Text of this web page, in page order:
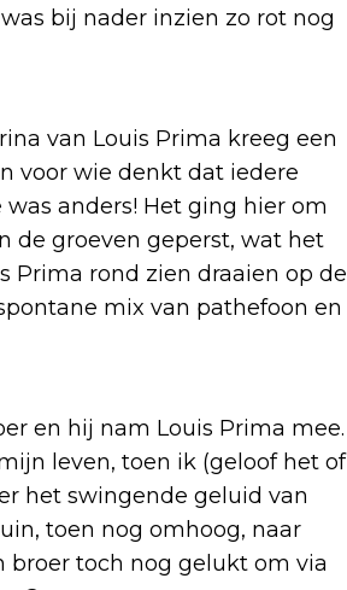
bij nader inzien zo rot nog
van Louis Prima kreeg een
voor wie denkt dat iedere
anders! Het ging hier om
de groeven geperst, wat het
Prima rond zien draaien op de
mix van pathefoon en
en hij nam Louis Prima mee.
leven, toen ik (geloof het of
het swingende geluid van
toen nog omhoog, naar
broer toch nog gelukt om via